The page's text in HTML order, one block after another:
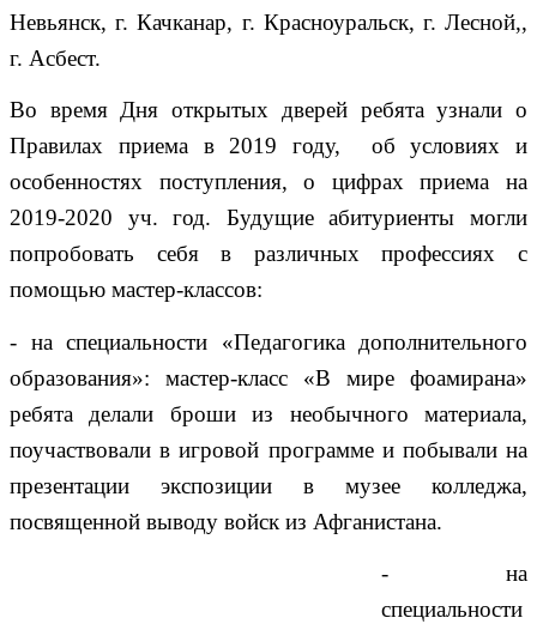
Невьянск, г. Качканар, г. Красноуральск, г. Лесной,,
г. Асбест.
Во время Дня открытых дверей ребята узнали о
Правилах приема в 2019 году, об условиях и
особенностях поступления, о цифрах приема на
2019-2020 уч. год. Будущие абитуриенты могли
попробовать себя в различных профессиях с
помощью мастер-классов:
- на специальности «Педагогика дополнительного
образования»: мастер-класс «В мире фоамирана»
ребята делали броши из необычного материала,
поучаствовали в игровой программе и побывали на
презентации экспозиции в музее колледжа,
посвященной выводу войск из Афганистана.
- на
специальности